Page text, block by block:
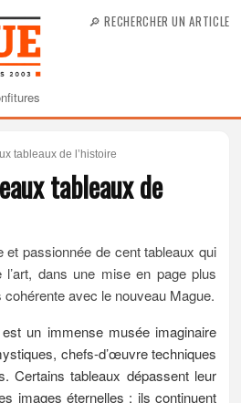
🔎 RECHERCHER UN ARTICLE
tableaux de l’histoire
tableaux de
et passionnée de cent tableaux qui
l’art, dans une mise en page plus
avec le nouveau Mague.
est un immense musée imaginaire
chefs-d’œuvre techniques
Certains tableaux dépassent leur
images éternelles : ils continuent